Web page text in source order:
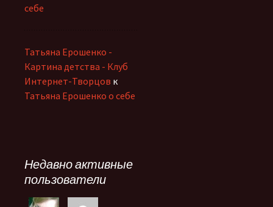
себе
Татьяна Ерошенко -
Картина детства - Клуб
Интернет-Творцов к
Татьяна Ерошенко о себе
Недавно активные
пользователи